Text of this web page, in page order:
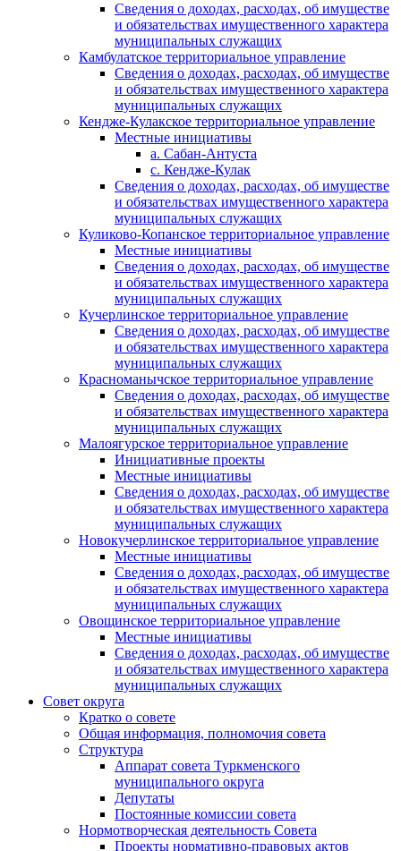
Сведения о доходах, расходах, об имуществе
и обязательствах имущественного характера
муниципальных служащих
Камбулатское территориальное управление
Сведения о доходах, расходах, об имуществе
и обязательствах имущественного характера
муниципальных служащих
Кендже-Кулакское территориальное управление
Местные инициативы
а. Сабан-Антуста
с. Кендже-Кулак
Сведения о доходах, расходах, об имуществе
и обязательствах имущественного характера
муниципальных служащих
Куликово-Копанское территориальное управление
Местные инициативы
Сведения о доходах, расходах, об имуществе
и обязательствах имущественного характера
муниципальных служащих
Кучерлинское территориальное управление
Сведения о доходах, расходах, об имуществе
и обязательствах имущественного характера
муниципальных служащих
Красноманычское территориальное управление
Сведения о доходах, расходах, об имуществе
и обязательствах имущественного характера
муниципальных служащих
Малоягурское территориальное управление
Инициативные проекты
Местные инициативы
Сведения о доходах, расходах, об имуществе
и обязательствах имущественного характера
муниципальных служащих
Новокучерлинское территориальное управление
Местные инициативы
Сведения о доходах, расходах, об имуществе
и обязательствах имущественного характера
муниципальных служащих
Овощинское территориальное управление
Местные инициативы
Сведения о доходах, расходах, об имуществе
и обязательствах имущественного характера
муниципальных служащих
Совет округа
Кратко о совете
Общая информация, полномочия совета
Структура
Аппарат совета Туркменского
муниципального округа
Депутаты
Постоянные комиссии совета
Нормотворческая деятельность Совета
Проекты нормативно-правовых актов